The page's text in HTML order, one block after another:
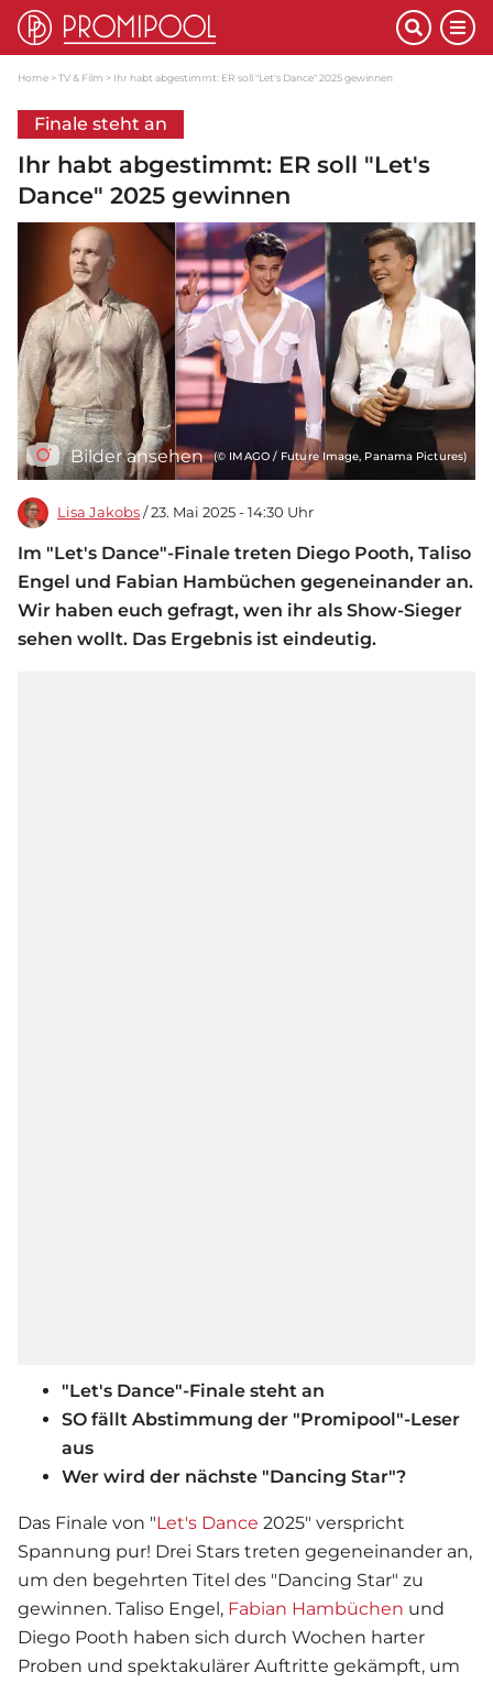
Home TV & Film Ihr habt abgestimmt: ER soll "Let's Dance" 2025 gewinnen
Finale steht an
Ihr habt abgestimmt: ER soll "Let's
Dance" 2025 gewinnen
Bilder ansehen (© IMAGO / Future Image, Panama Pictures)
Lisa Jakobs / 23. Mai 2025 - 14:30 Uhr
Im "Let's Dance"-Finale treten Diego Pooth, Taliso
Engel und Fabian Hambüchen gegeneinander an.
Wir haben euch gefragt, wen ihr als Show-Sieger
sehen wollt. Das Ergebnis ist eindeutig.
"Let's Dance"-Finale steht an
SO fällt Abstimmung der "Promipool"-Leser
aus
Wer wird der nächste "Dancing Star"?
Das Finale von "Let's Dance 2025" verspricht
Spannung pur! Drei Stars treten gegeneinander an,
um den begehrten Titel des "Dancing Star" zu
gewinnen. Taliso Engel, Fabian Hambüchen und
Diego Pooth haben sich durch Wochen harter
Proben und spektakulärer Auftritte gekämpft, um